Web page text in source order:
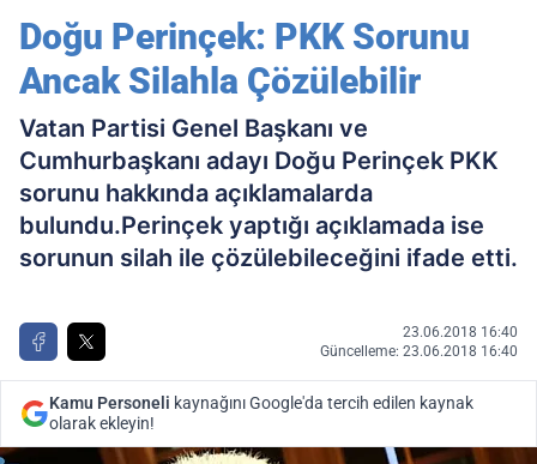
Doğu Perinçek: PKK Sorunu
Ancak Silahla Çözülebilir
Vatan Partisi Genel Başkanı ve
Cumhurbaşkanı adayı Doğu Perinçek PKK
sorunu hakkında açıklamalarda
bulundu.Perinçek yaptığı açıklamada ise
sorunun silah ile çözülebileceğini ifade etti.
23.06.2018 16:40
Güncelleme: 23.06.2018 16:40
Kamu Personeli kaynağını Google'da tercih edilen kaynak
olarak ekleyin!